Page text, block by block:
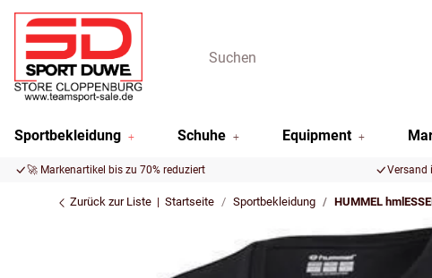
Sportbekleidung Schuhe Equipment
🚀 Markenartikel bis zu 70% reduziert Versand
Zurück zur Liste Startseite Sportbekleidung HUMMEL